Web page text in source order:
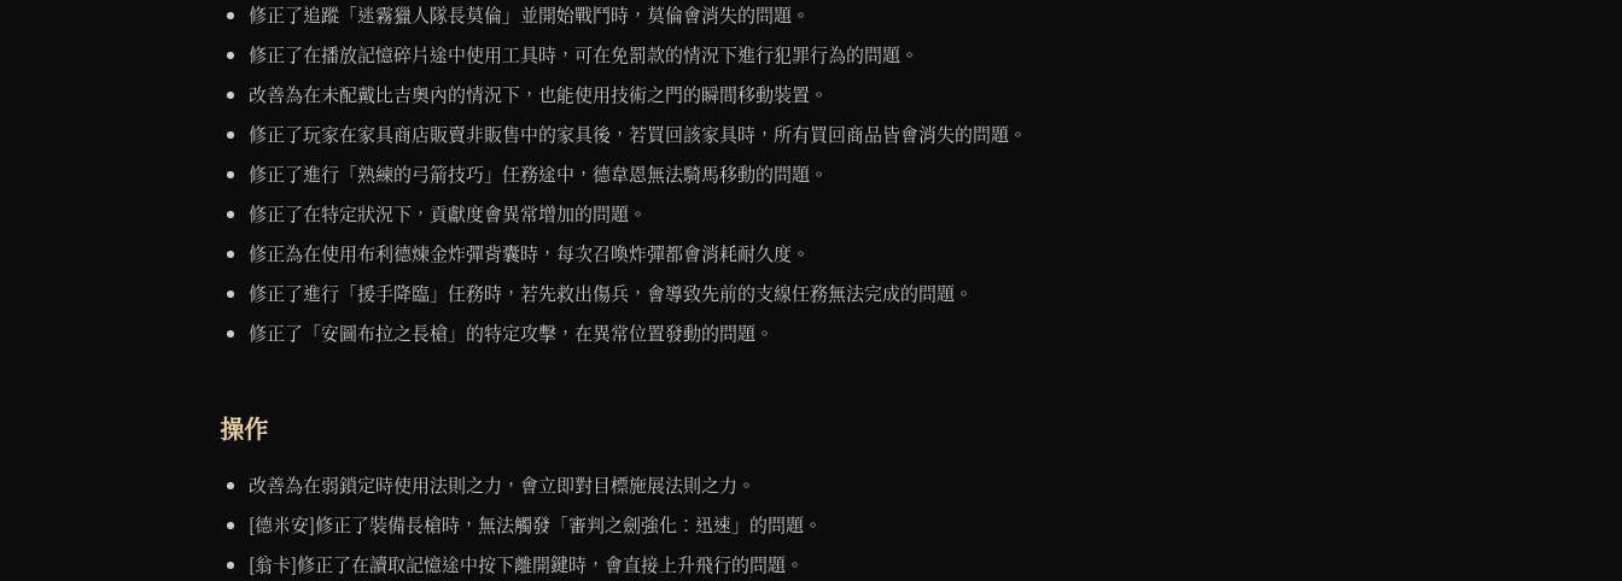
修正了追蹤「迷霧獵人隊長莫倫」並開始戰鬥時，莫倫會消失的問題。
修正了在播放記憶碎片途中使用工具時，可在免罰款的情況下進行犯罪行為的問題。
改善為在未配戴比吉奧內的情況下，也能使用技術之門的瞬間移動裝置。
修正了玩家在家具商店販賣非販售中的家具後，若買回該家具時，所有買回商品皆會消失的問題。
修正了進行「熟練的弓箭技巧」任務途中，德韋恩無法騎馬移動的問題。
修正了在特定狀況下，貢獻度會異常增加的問題。
修正為在使用布利德煉金炸彈背囊時，每次召喚炸彈都會消耗耐久度。
修正了進行「援手降臨」任務時，若先救出傷兵，會導致先前的支線任務無法完成的問題。
修正了「安圖布拉之長槍」的特定攻擊，在異常位置發動的問題。
操作
改善為在弱鎖定時使用法則之力，會立即對目標施展法則之力。
[德米安]修正了裝備長槍時，無法觸發「審判之劍強化：迅速」的問題。
[翁卡]修正了在讀取記憶途中按下離開鍵時，會直接上升飛行的問題。